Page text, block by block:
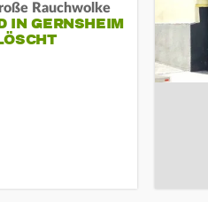
Rauchwolke
IN GERNSHEIM E